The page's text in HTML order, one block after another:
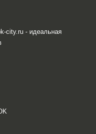
city.ru - идеальная